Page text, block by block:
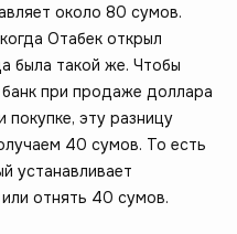
около 80 сумов.
Отабек открыл
была такой же. Чтобы
при продаже доллара
покупке, эту разницу
40 сумов. То есть
устанавливает
отнять 40 сумов.